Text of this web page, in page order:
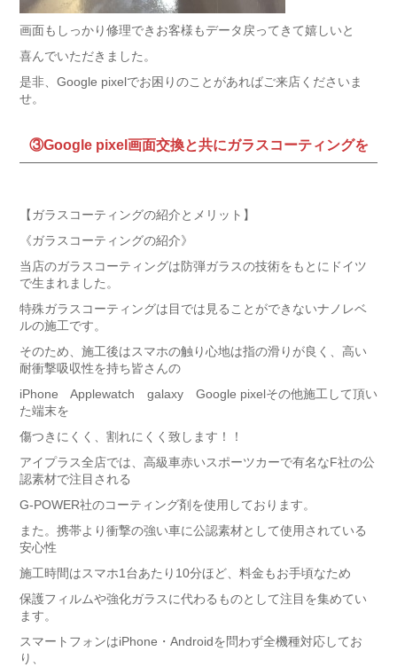
画面もしっかり修理できお客様もデータ戻ってきて嬉しいと
喜んでいただきました。
是非、Google pixelでお困りのことがあればご来店くださいま
せ。
③Google pixel画面交換と共にガラスコーティングを
【ガラスコーティングの紹介とメリット】
《ガラスコーティングの紹介》
当店のガラスコーティングは防弾ガラスの技術をもとにドイツ
で生まれました。
特殊ガラスコーティングは目では見ることができないナノレベ
ルの施工です。
そのため、施工後はスマホの触り心地は指の滑りが良く、高い
耐衝撃吸収性を持ち皆さんの
iPhone Applewatch galaxy Google pixelその他施工して頂い
た端末を
傷つきにくく、割れにくく致します！！
アイプラス全店では、高級車赤いスポーツカーで有名なF社の公
認素材で注目される
G-POWER社のコーティング剤を使用しております。
また。携帯より衝撃の強い車に公認素材として使用されている
安心性
施工時間はスマホ1台あたり10分ほど、料金もお手頃なため
保護フィルムや強化ガラスに代わるものとして注目を集めてい
ます。
スマートフォンはiPhone・Androidを問わず全機種対応してお
り、